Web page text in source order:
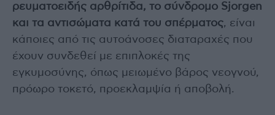
ρευματοειδής αρθρίτιδα, το σύνδρομο Sjorgen
και τα αντισώματα κατά του σπέρματος, είναι
κάποιες από τις αυτοάνοσες διαταραχές που
έχουν συνδεθεί με επιπλοκές της
εγκυμοσύνης, όπως μειωμένο βάρος νεογνού,
πρόωρο τοκετό, προεκλαμψία ή αποβολή.